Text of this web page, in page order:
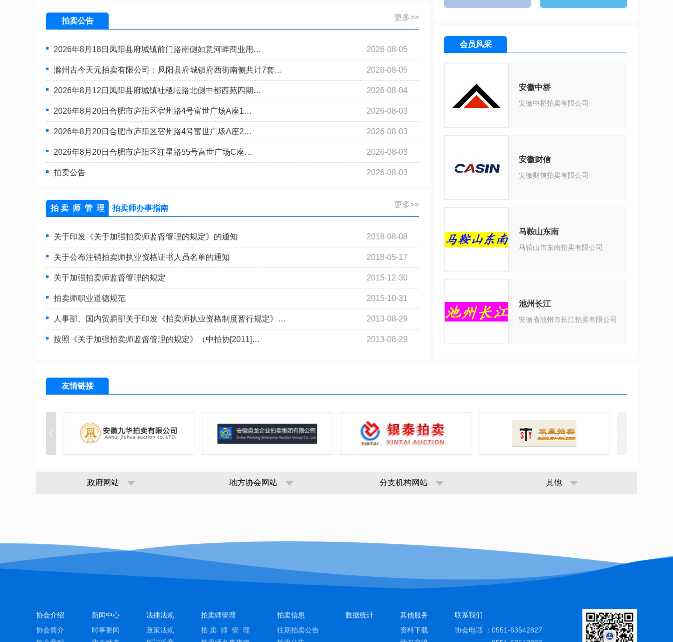
拍卖公告 更多>>
2026年8月18日凤阳县府城镇前门路南侧如意河畔商业用… 2026-08-05
滁州古今天元拍卖有限公司：凤阳县府城镇府西街南侧共计7套… 2026-08-05
2026年8月12日凤阳县府城镇社稷坛路北侧中都西苑四期… 2026-08-04
2026年8月20日合肥市庐阳区宿州路4号富世广场A座1… 2026-08-03
2026年8月20日合肥市庐阳区宿州路4号富世广场A座2… 2026-08-03
2026年8月20日合肥市庐阳区红星路55号富世广场C座… 2026-08-03
拍卖公告 2026-08-03
拍 卖 师 管 理 拍卖师办事指南 更多>>
关于印发《关于加强拍卖师监督管理的规定》的通知 2018-08-08
关于公布注销拍卖师执业资格证书人员名单的通知 2018-05-17
关于加强拍卖师监督管理的规定 2015-12-30
拍卖师职业道德规范 2015-10-31
人事部、国内贸易部关于印发《拍卖师执业资格制度暂行规定》… 2013-08-29
按照《关于加强拍卖师监督管理的规定》（中拍协[2011]… 2013-08-29
会员风采
拍卖有限公司
万元‌、‌2025年7月成
拍卖有限责任公司
卖公司是经安徽省商
卖有限公司是经安徽
，全国范围内综合拍
卖有限公司
卖有限公司是经安徽
准,在安庆市工商行
安徽拓辉拍卖
省商务厅批准并颁发《拍卖行业
安徽天源辅拍
安徽盘龙企业拍卖集团有限公司
是经安徽省商务厅批准，省市场
监督管理局核准…
安徽方圆拍卖有限公司是原安徽
省经济贸易委员会批准，于
2002年7月注册…
安徽银桥
司成立于1998年，现办公地点
安徽诚桥
公司运用现代企业管理模式，实
阜阳市诚信
阜阳市诚信拍卖有限责任公司
安徽一诺
安徽一诺拍卖有限公司
安徽中桥
安徽中桥拍卖有限公司
安徽财信
安徽财信拍卖有限公司
马鞍山东南
马鞍山市东南拍卖有限公司
池州长江
安徽省池州市长江拍卖有限公司
友情链接
政府网站 地方协会网站 分支机构网站 其他
协会介绍
协会简介
新闻中心
时事要闻
法律法规
政策法规
拍卖师管理
拍 卖 师 管 理
拍卖信息
往期拍卖公告
数据统计
其他服务
资料下载
联系我们
协会电话 ： 0551-63542827